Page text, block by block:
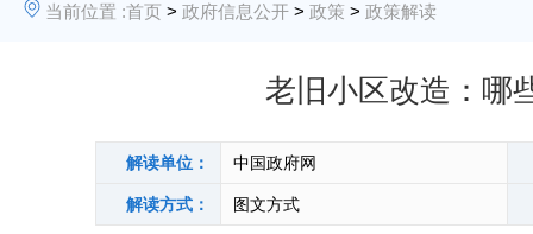
当前位置 :首页 > 政府信息公开 > 政策 > 政策解读
老旧小区改造：哪
解读单位： 中国政府网
解读方式： 图文方式